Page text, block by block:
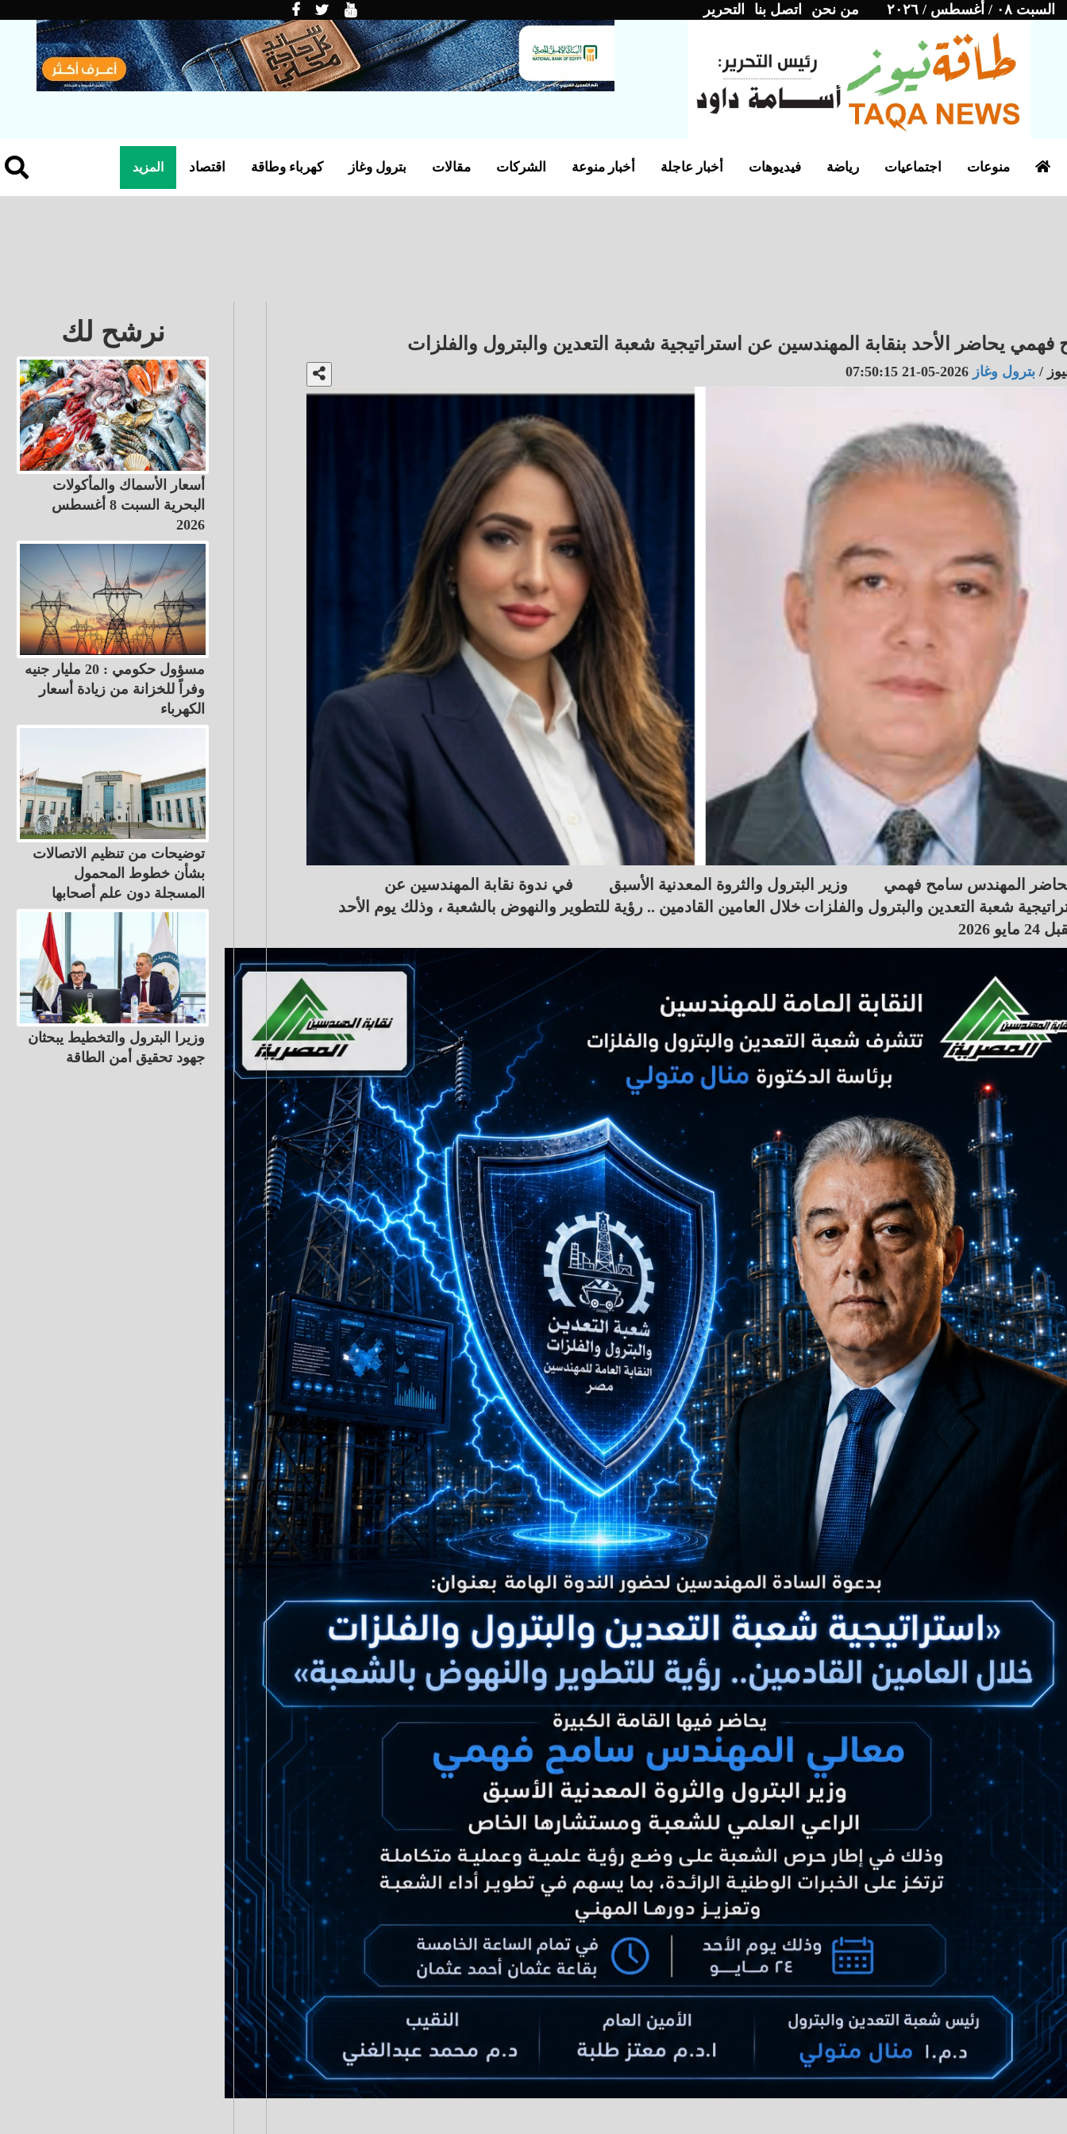
السبت ٠٨ / أغسطس / ٢٠٢٦ من نحن اتصل بنا التحرير
المزيد اقتصاد كهرباء وطاقة بترول وغاز مقالات الشركات أخبار منوعة أخبار عاجلة فيديوهات رياضة اجتماعيات منوعات
يحاضر الأحد بنقابة المهندسين عن استراتيجية شعبة التعدين والبترول والفلزات
/ بترول وغاز 2026-05-21 07:50:15
المهندس سامح فهمي وزير البترول والثروة المعدنية الأسبق
في ندوة نقابة المهندسين عن
شعبة التعدين والبترول والفلزات خلال العامين القادمين .. رؤية للتطوير والنهوض بالشعبة ، وذلك يوم الأحد
2026
نرشح لك
أسعار الأسماك والمأكولات
البحرية السبت 8 أغسطس
2026
مسؤول حكومي : 20 مليار جنيه
وفراً للخزانة من زيادة أسعار
الكهرباء
توضيحات من تنظيم الاتصالات
بشأن خطوط المحمول
المسجلة دون علم أصحابها
وزيرا البترول والتخطيط يبحثان
جهود تحقيق أمن الطاقة